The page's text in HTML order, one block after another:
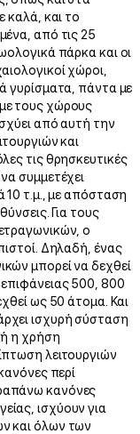
καλά, και το
από τις 25
πάρκα και οι
χώροι,
γυρίσματα, πάντα με
τους χώρους
από αυτή την
και
τις θρησκευτικές
συμμετέχει
10 τ.μ., με απόσταση
Για τους
ο
Δηλαδή, ένας
μπορεί να δεχθεί
500, 800
ως 50 άτομα. Και
ισχυρή σύσταση
η χρήση
λειτουργιών
περί
κανόνες
ισχύουν για
και όλων των